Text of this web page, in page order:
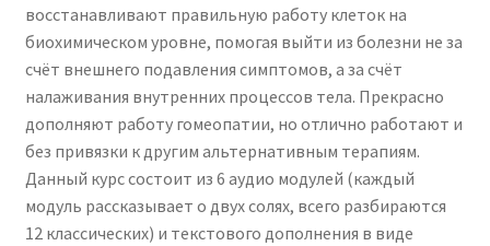
восстанавливают правильную работу клеток на
биохимическом уровне, помогая выйти из болезни не за
счёт внешнего подавления симптомов, а за счёт
налаживания внутренних процессов тела. Прекрасно
дополняют работу гомеопатии, но отлично работают и
без привязки к другим альтернативным терапиям.
Данный курс состоит из 6 аудио модулей (каждый
модуль рассказывает о двух солях, всего разбираются
12 классических) и текстового дополнения в виде